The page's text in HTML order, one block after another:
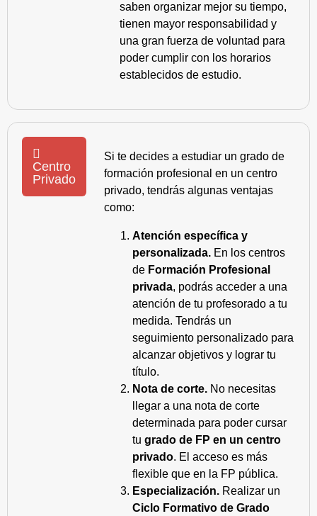
saben organizar mejor su tiempo,
tienen mayor responsabilidad y
una gran fuerza de voluntad para
poder cumplir con los horarios
establecidos de estudio.
Centro
Privado
Si te decides a estudiar un grado de
formación profesional en un centro
privado, tendrás algunas ventajas
como:
Atención específica y
personalizada. En los centros
de Formación Profesional
privada, podrás acceder a una
atención de tu profesorado a tu
medida. Tendrás un
seguimiento personalizado para
alcanzar objetivos y lograr tu
título.
Nota de corte. No necesitas
llegar a una nota de corte
determinada para poder cursar
tu grado de FP en un centro
privado. El acceso es más
flexible que en la FP pública.
Especialización. Realizar un
Ciclo Formativo de Grado